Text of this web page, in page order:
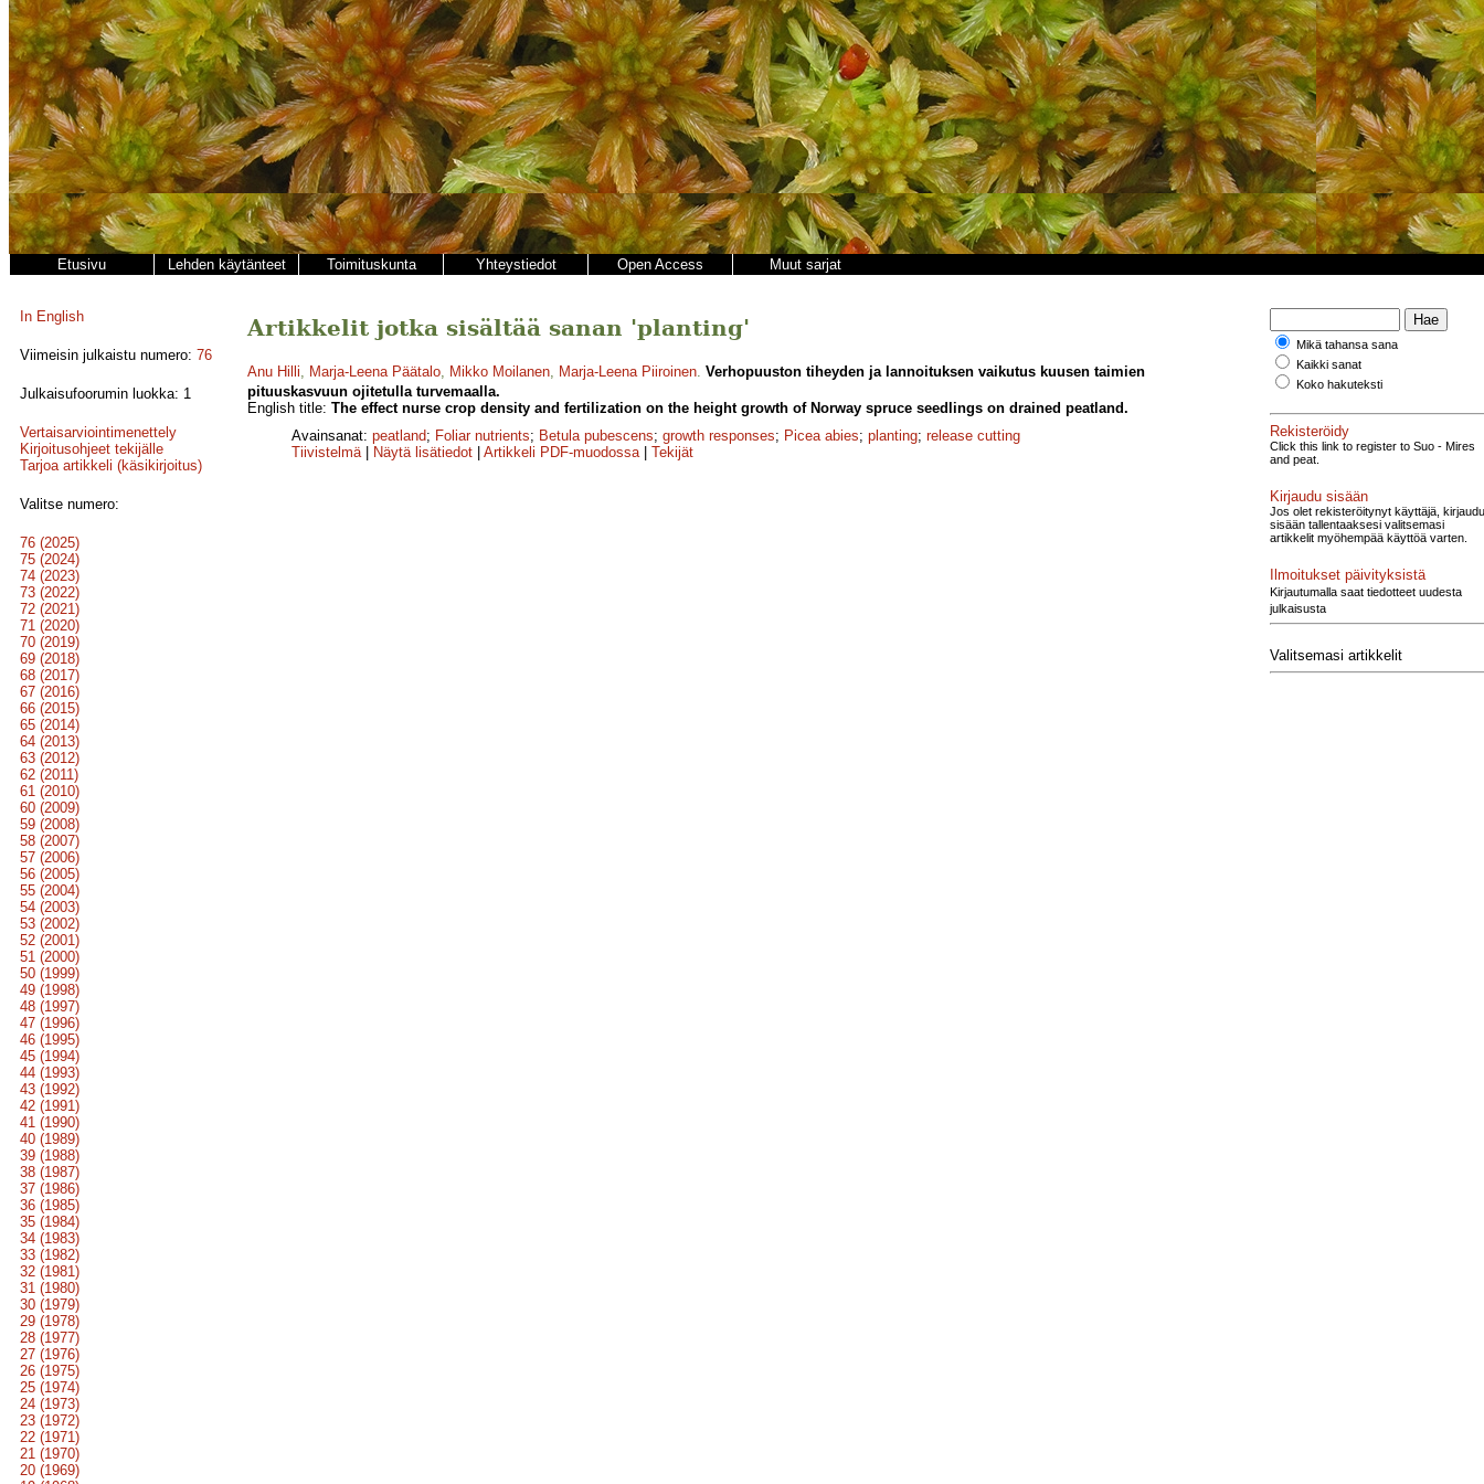
Etusivu Lehden käytänteet Toimituskunta Yhteystiedot Open Access Muut sarjat
In English
Viimeisin julkaistu numero: 76
Julkaisufoorumin luokka: 1
Vertaisarviointimenettely
Kirjoitusohjeet tekijälle
Tarjoa artikkeli (käsikirjoitus)
Valitse numero:
76 (2025)
75 (2024)
74 (2023)
73 (2022)
72 (2021)
71 (2020)
70 (2019)
69 (2018)
68 (2017)
67 (2016)
66 (2015)
65 (2014)
64 (2013)
63 (2012)
62 (2011)
61 (2010)
60 (2009)
59 (2008)
58 (2007)
57 (2006)
56 (2005)
55 (2004)
54 (2003)
53 (2002)
52 (2001)
51 (2000)
50 (1999)
49 (1998)
48 (1997)
47 (1996)
46 (1995)
45 (1994)
44 (1993)
43 (1992)
42 (1991)
41 (1990)
40 (1989)
39 (1988)
38 (1987)
37 (1986)
36 (1985)
35 (1984)
34 (1983)
33 (1982)
32 (1981)
31 (1980)
30 (1979)
29 (1978)
28 (1977)
27 (1976)
26 (1975)
25 (1974)
24 (1973)
23 (1972)
22 (1971)
21 (1970)
20 (1969)
Artikkelit jotka sisältää sanan 'planting'
Anu Hilli, Marja-Leena Päätalo, Mikko Moilanen, Marja-Leena Piiroinen. Verhopuuston tiheyden ja lannoituksen vaikutus kuusen taimien
pituuskasvuun ojitetulla turvemaalla.
English title: The effect nurse crop density and fertilization on the height growth of Norway spruce seedlings on drained peatland.
Avainsanat: peatland; Foliar nutrients; Betula pubescens; growth responses; Picea abies; planting; release cutting
Tiivistelmä| Näytä lisätiedot Artikkeli PDF-muodossa| Tekijät
Mikä tahansa sana
Kaikki sanat
Koko hakuteksti
Rekisteröidy
Click this link to register to Suo - Mires
and peat.
Kirjaudu sisään
Jos olet rekisteröitynyt käyttäjä, kirjaudu
sisään tallentaaksesi valitsemasi
artikkelit myöhempää käyttöä varten.
Ilmoitukset päivityksistä
Kirjautumalla saat tiedotteet uudesta
julkaisusta
Valitsemasi artikkelit